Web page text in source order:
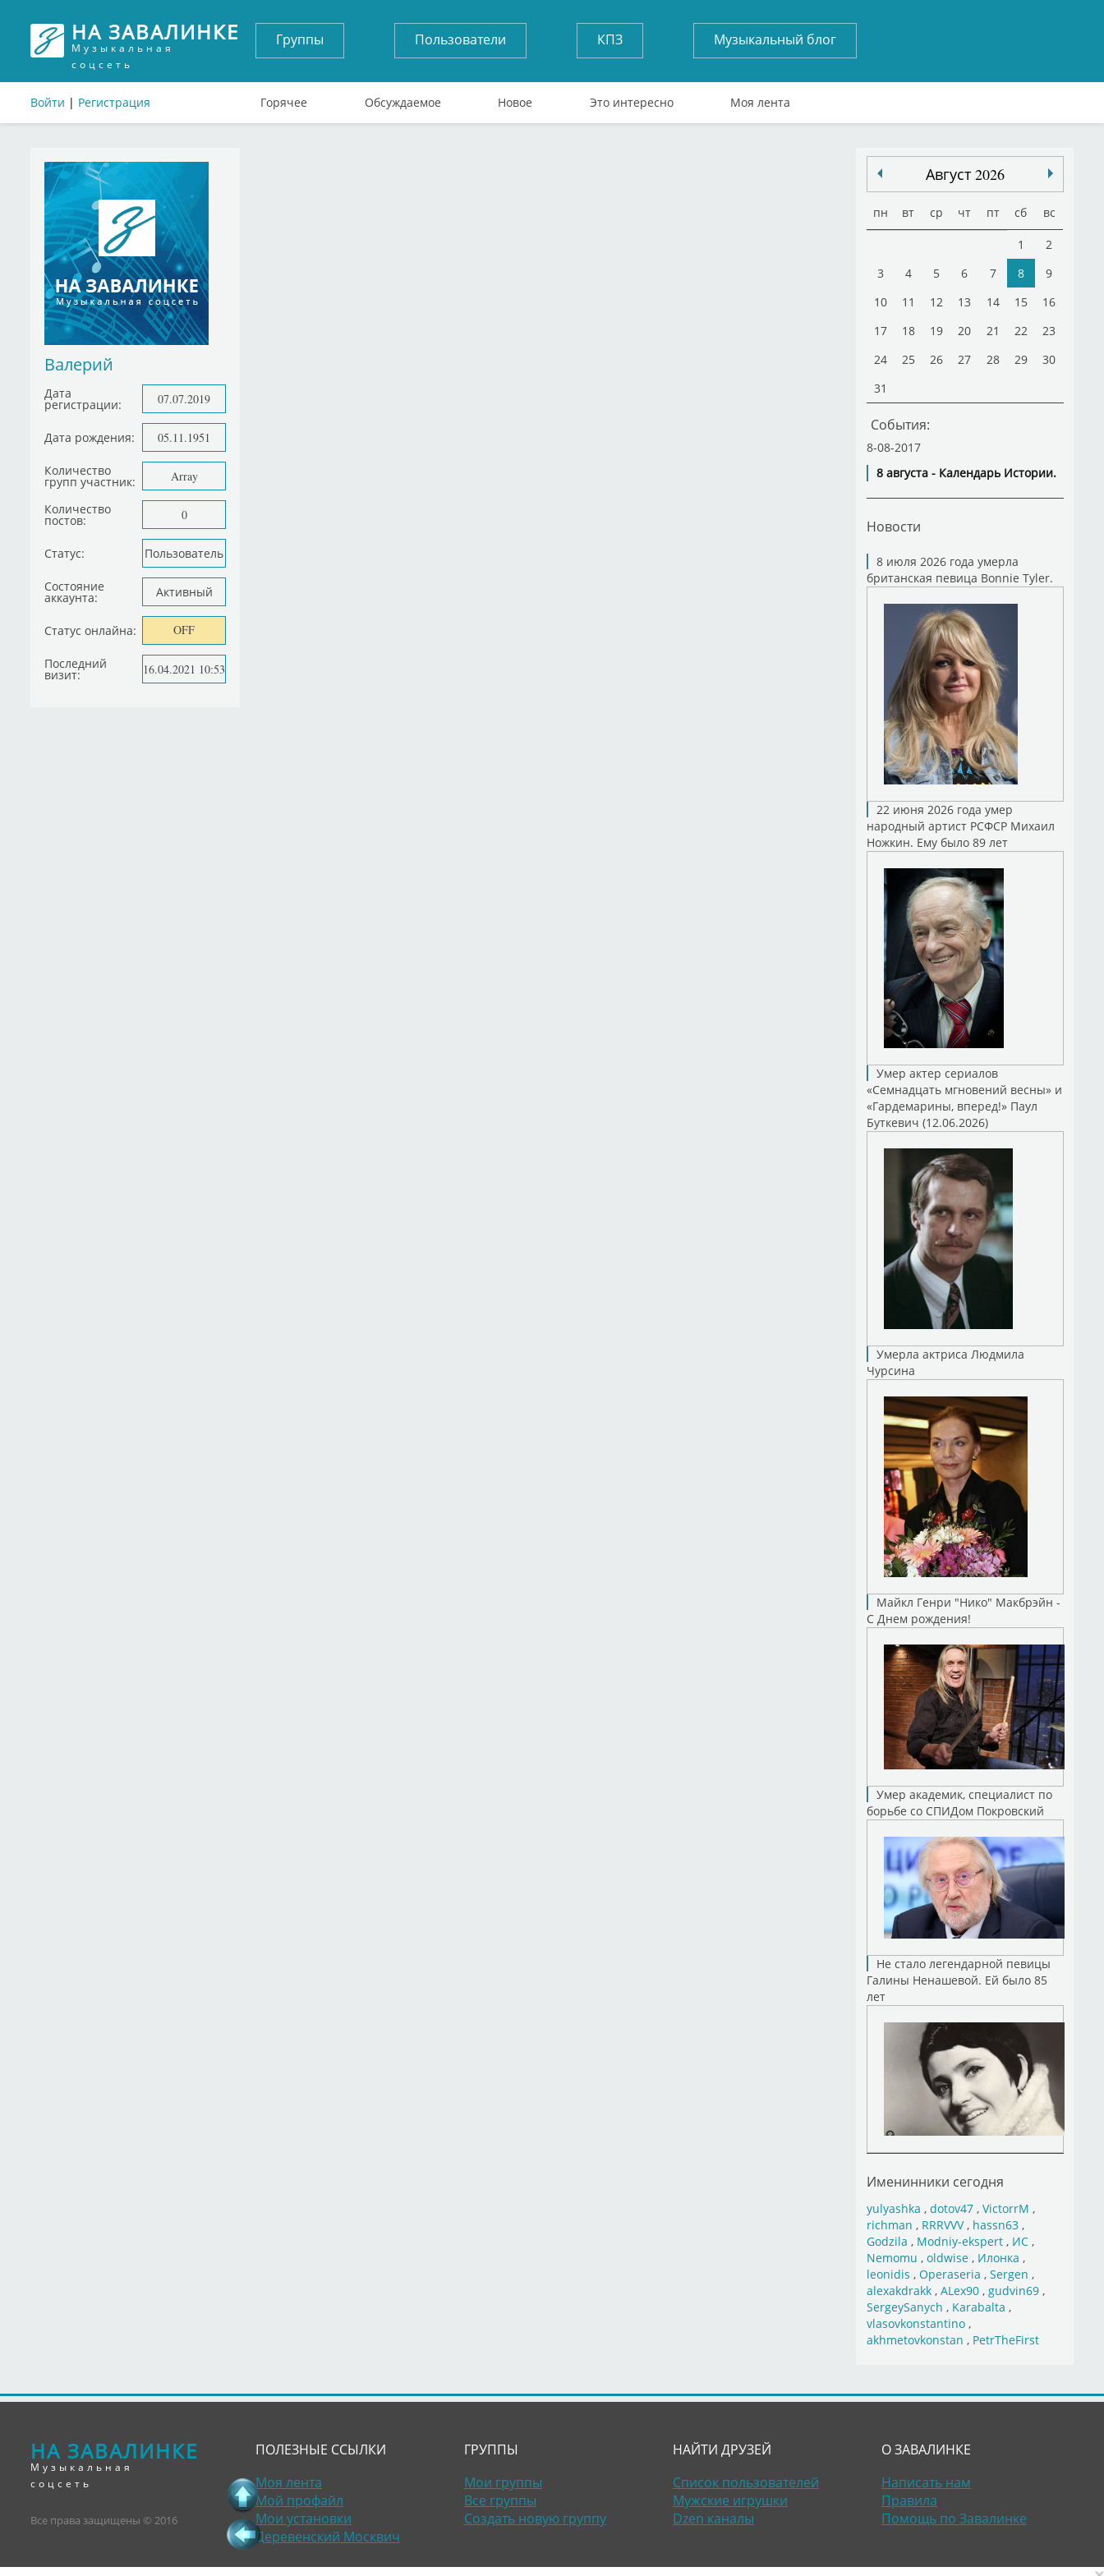
НА ЗАВАЛИНКЕ
Музыкальная
соцсеть
Войти | Регистрация
Группы Пользователи КПЗ Музыкальный блог
Горячее Обсуждаемое Новое Это интересно Моя лента
Валерий
Дата
регистрации: 07.07.2019
Дата рождения: 05.11.1951
Количество
групп участник: Array
Количество
постов: 0
Статус: Пользователь
Состояние
аккаунта: Активный
Статус онлайна: OFF
Последний
визит: 16.04.2021 10:53
Август 2026
пн вт ср чт пт сб вс
1
2
3
4 5 6 7 8
9
10
11 12 13 14 15
16
17
18 19 20 21 22
23
24
25 26 27 28 29
30
31
События:
8-08-2017
8 августа - Календарь Истории.
Новости
8 июля 2026 года умерла
британская певица Bonnie Tyler.
22 июня 2026 года умер
народный артист РСФСР Михаил
Ножкин. Ему было 89 лет
Умер актер сериалов
«Семнадцать мгновений весны» и
«Гардемарины, вперед!» Паул
Буткевич (12.06.2026)
Умерла актриса Людмила
Чурсина
Майкл Генри "Нико" Макбрэйн -
С Днем рождения!
Умер академик, специалист по
борьбе со СПИДом Покровский
Не стало легендарной певицы
Галины Ненашевой. Ей было 85
лет
Именинники сегодня
yulyashka , dotov47, VictorrM ,
richman , RRRVVV, hassn63,
Godzila , Modniy-ekspert, ИС,
Nemomu , oldwise, Илонка ,
leonidis , Operaseria , Sergen ,
alexakdrakk, ALex90, gudvin69,
SergeySanych , Karabalta ,
vlasovkonstantino,
akhmetovkonstan , PetrTheFirst
НА ЗАВАЛИНКЕ
Музыкальная
соцсеть
Все права защищены © 2016
ПОЛЕЗНЫЕ ССЫЛКИ
Моя лента
Мой профайл
Мои установки
Деревенский Москвич
ГРУППЫ
Мои группы
Все группы
Создать новую группу
НАЙТИ ДРУЗЕЙ
Список пользователей
Мужские игрушки
Dzen каналы
О ЗАВАЛИНКЕ
Написать нам
Правила
Помощь по Завалинке